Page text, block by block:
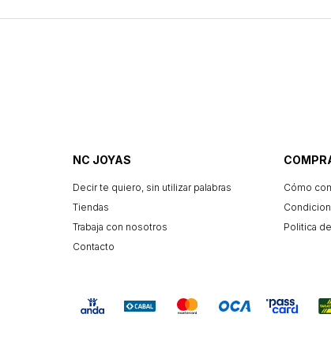
NC JOYAS
Decir te quiero, sin utilizar palabras
Tiendas
Trabaja con nosotros
Contacto
Cómo
Politica